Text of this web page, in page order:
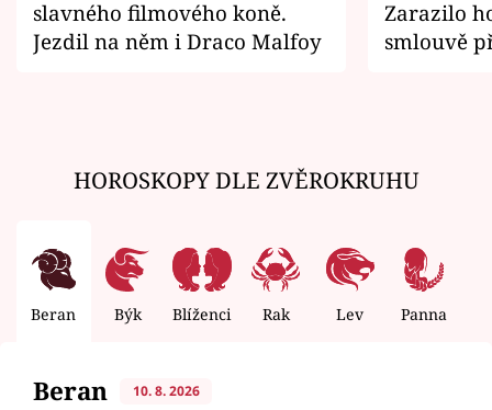
slavného filmového koně.
Jezdil na něm i Draco Malfoy
Zarazilo
smlouvě
HOROSKOPY DLE ZVĚROKRUHU
Beran Býk Blíženci Rak Lev Panna
Beran 10. 8. 2026